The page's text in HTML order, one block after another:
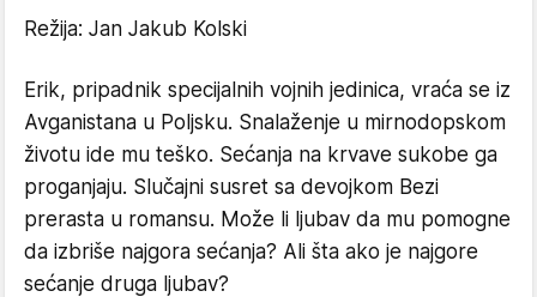
Režija: Jan Jakub Kolski
Erik, pripadnik specijalnih vojnih jedinica, vraća se iz
Avganistana u Poljsku. Snalaženje u mirnodopskom
životu ide mu teško. Sećanja na krvave sukobe ga
proganjaju. Slučajni susret sa devojkom Bezi
prerasta u romansu. Može li ljubav da mu pomogne
da izbriše najgora sećanja? Ali šta ako je najgore
sećanje druga ljubav?